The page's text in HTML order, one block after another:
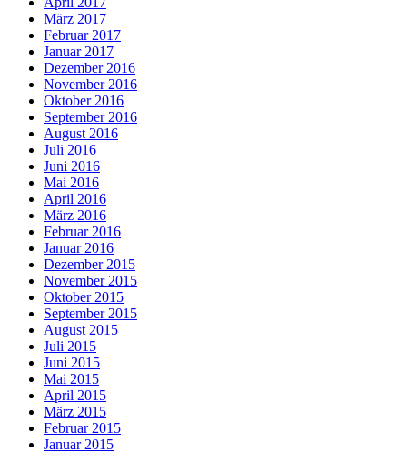
März 2017
Februar 2017
Januar 2017
Dezember 2016
November 2016
Oktober 2016
September 2016
August 2016
Juli 2016
Juni 2016
Mai 2016
April 2016
März 2016
Februar 2016
Januar 2016
Dezember 2015
November 2015
Oktober 2015
September 2015
August 2015
Juli 2015
Juni 2015
Mai 2015
April 2015
März 2015
Februar 2015
Januar 2015